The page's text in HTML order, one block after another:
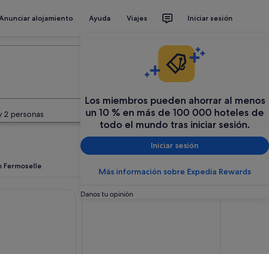
alojamiento Ayuda Viajes Iniciar sesión
Los miembros pueden ahorrar al menos
un 10 % en más de 100 000 hoteles de
todo el mundo tras iniciar sesión.
Iniciar sesión
Más información sobre Expedia Rewards
Danos tu opinión
2 personas
Buscar
Fermoselle
La Casa del Vino